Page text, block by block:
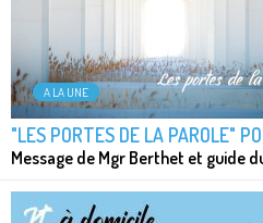
A LA UNE
"LES PORTES DE LA PAROLE"
Message de Mgr Berthet et guide